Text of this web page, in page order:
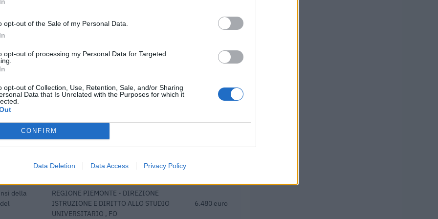
opt-out of the Sale of my Personal Data.
opt-out of processing my Personal Data for Targeted
opt-out of Collection, Use, Retention, Sale, and/or Sharing
Data that Is Unrelated with the Purposes for which it
CONFIRM
Data Deletion Data Access Privacy Policy
FIGLI
progetto e' verificabile sul portale OpenCoesione. Dati aggiornati al 2026-08-02.
aiuti o contributi pubblici per un totale di 1.111.979 euro (2020–2026).
della
REGIONE PIEMONTE - DIREZIONE
ISTRUZIONE E DIRITTO ALLO STUDIO
UNIVERSITARIO , FO
6.480 euro